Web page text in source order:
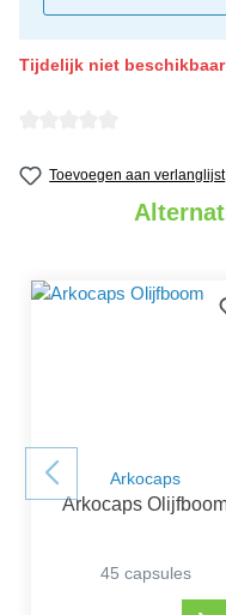
Tijdelijk niet beschikbaar
Toevoegen aan verlanglijst
Arkocaps
Arkocaps
45 capsules